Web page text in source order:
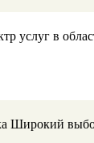
в
Широкий